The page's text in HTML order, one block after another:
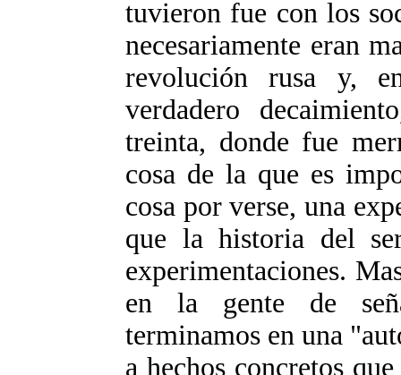
tuvieron fue con los
necesariamente eran
revolución rusa y,
verdadero
treinta, donde fue
cosa de la que es
cosa por verse, una
que la historia del
experimentaciones.
en la gente de
terminamos en una
a hechos concretos